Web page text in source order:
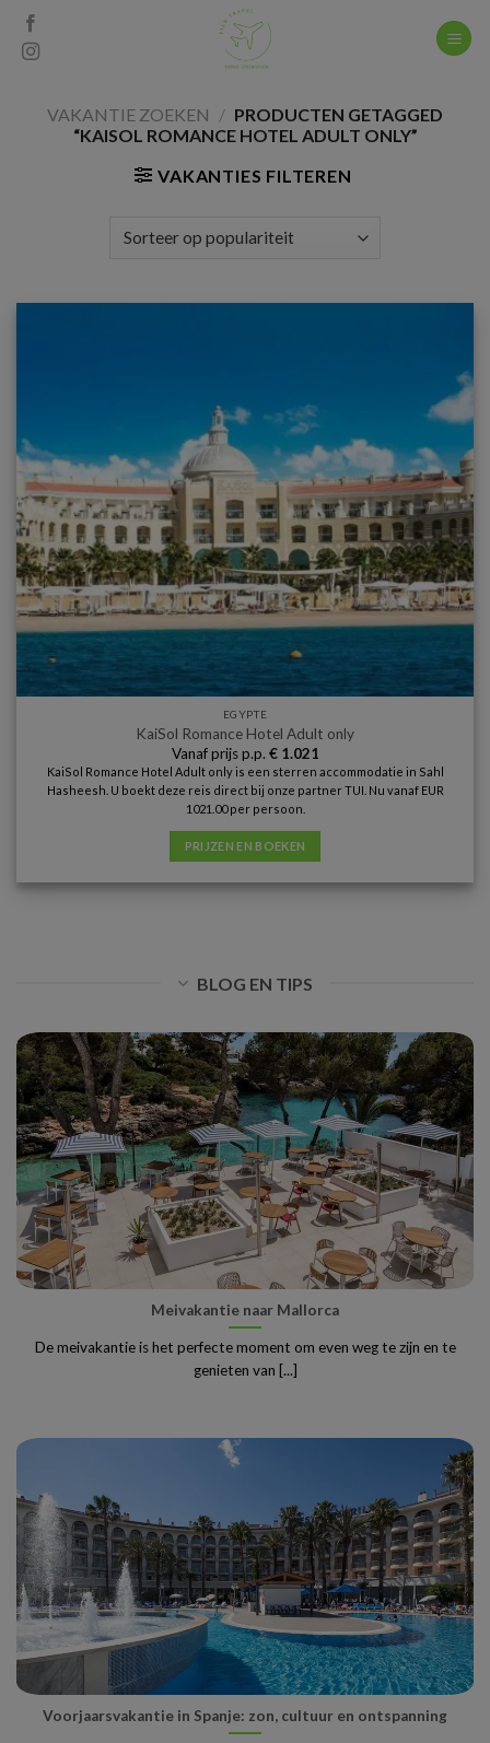
Skip
content
VAKANTIE ZOEKEN / PRODUCTEN GETAGGED
“KAISOL ROMANCE HOTEL ADULT ONLY”
VAKANTIES FILTEREN
EGYPTE
KaiSol Romance Hotel Adult only
Vanaf prijs p.p. €1.021
KaiSol Romance Hotel Adult only is een sterren accommodatie in Sahl
Hasheesh. U boekt deze reis direct bij onze partner TUI. Nu vanaf EUR
1021.00 per persoon.
PRIJZEN EN BOEKEN
BLOG EN TIPS
Meivakantie naar Mallorca
De meivakantie is het perfecte moment om even weg te zijn en te
genieten van [...]
Voorjaarsvakantie in Spanje: zon, cultuur en ontspanning